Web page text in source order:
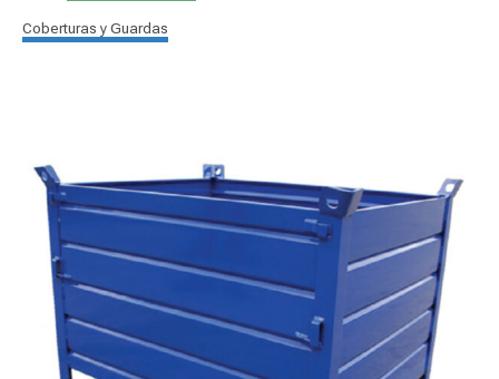
Coberturas y Guardas